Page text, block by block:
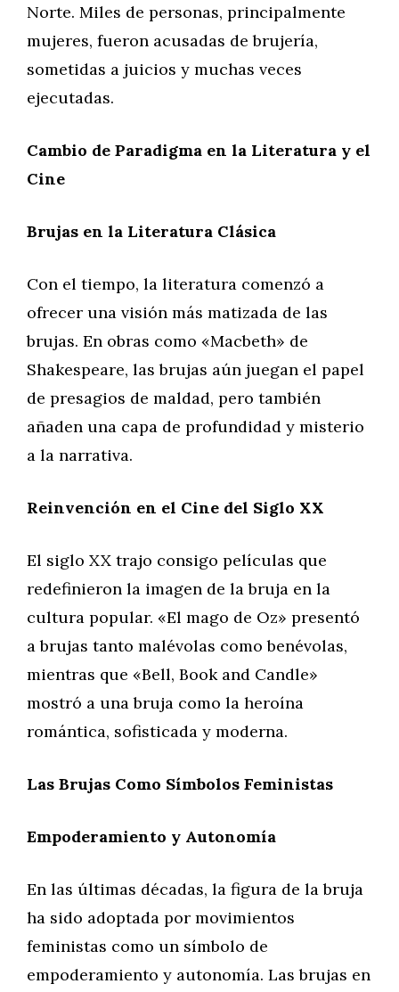
Norte. Miles de personas, principalmente
mujeres, fueron acusadas de brujería,
sometidas a juicios y muchas veces
ejecutadas.
Cambio de Paradigma en la Literatura y el
Cine
Brujas en la Literatura Clásica
Con el tiempo, la literatura comenzó a
ofrecer una visión más matizada de las
brujas. En obras como «Macbeth» de
Shakespeare, las brujas aún juegan el papel
de presagios de maldad, pero también
añaden una capa de profundidad y misterio
a la narrativa.
Reinvención en el Cine del Siglo XX
El siglo XX trajo consigo películas que
redefinieron la imagen de la bruja en la
cultura popular. «El mago de Oz» presentó
a brujas tanto malévolas como benévolas,
mientras que «Bell, Book and Candle»
mostró a una bruja como la heroína
romántica, sofisticada y moderna.
Las Brujas Como Símbolos Feministas
Empoderamiento y Autonomía
En las últimas décadas, la figura de la bruja
ha sido adoptada por movimientos
feministas como un símbolo de
empoderamiento y autonomía. Las brujas en